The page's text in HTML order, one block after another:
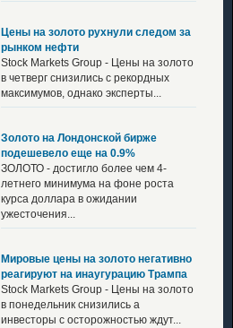
Цены на золото рухнули следом за
рынком нефти
Stock Markets Group - Цены на золото
в четверг снизились с рекордных
максимумов, однако эксперты...
Золото на Лондонской бирже
подешевело еще на 0.9%
ЗОЛОТО - достигло более чем 4-
летнего минимума на фоне роста
курса доллара в ожидании
ужесточения...
Мировые цены на золото негативно
реагируют на инаугурацию Трампа
Stock Markets Group - Цены на золото
в понедельник снизились а
инвесторы с осторожностью ждут...